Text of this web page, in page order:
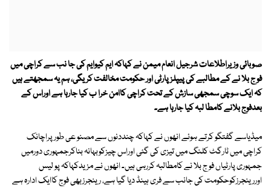
صوبائی وزیراطلاعات شرجیل انعام میمن نے کہاکہ ایم کیوایم کی جا نب سے کراچی میں
فو ج بلا نے کے مطالبے کی پیپلزپارٹی اور حکومت مخالفت کریگی، ہم یہ سمجھتے ہیں
کہ ایک سوچی سمجھی سازش کے تحت کراچی کاامن خرا ب کیا جارہا ہے اوراس کے
بعدفوج بلانے کامطا لبہ کیا جارہا ہے۔
میڈیاسے گفتگو کرتے ہوئے انھوں نے کہاکہ چنددنوں سے مصنو عی طورپراچانک
کراچی میں ٹارگٹ کلنگ میں تیزی کی گئی اوراس چیزکوبہانہ بناکرجمہوری دورمیں
جمہوری پارٹیاں فو ج بلا نے کامطالبہ کررہی ہیں۔ انھوں نے مزیدکہاکہ پو لیس
اوررینجرزکوحکومت کی جانب سے فری ہینڈ دیا گیا ہے، رینجرزبھی فوج کاایک ادارہ ہے